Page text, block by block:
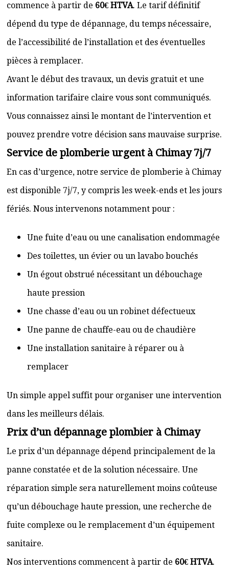
commence à partir de 60€ HTVA. Le tarif définitif
dépend du type de dépannage, du temps nécessaire,
de l’accessibilité de l’installation et des éventuelles
pièces à remplacer.
Avant le début des travaux, un devis gratuit et une
information tarifaire claire vous sont communiqués.
Vous connaissez ainsi le montant de l’intervention et
pouvez prendre votre décision sans mauvaise surprise.
Service de plomberie urgent à Chimay 7j/7
En cas d’urgence, notre service de plomberie à Chimay
est disponible 7j/7, y compris les week-ends et les jours
fériés. Nous intervenons notamment pour :
Une fuite d’eau ou une canalisation endommagée
Des toilettes, un évier ou un lavabo bouchés
Un égout obstrué nécessitant un débouchage
haute pression
Une chasse d’eau ou un robinet défectueux
Une panne de chauffe-eau ou de chaudière
Une installation sanitaire à réparer ou à
remplacer
Un simple appel suffit pour organiser une intervention
dans les meilleurs délais.
Prix d’un dépannage plombier à Chimay
Le prix d’un dépannage dépend principalement de la
panne constatée et de la solution nécessaire. Une
réparation simple sera naturellement moins coûteuse
qu’un débouchage haute pression, une recherche de
fuite complexe ou le remplacement d’un équipement
sanitaire.
Nos interventions commencent à partir de 60€ HTVA.